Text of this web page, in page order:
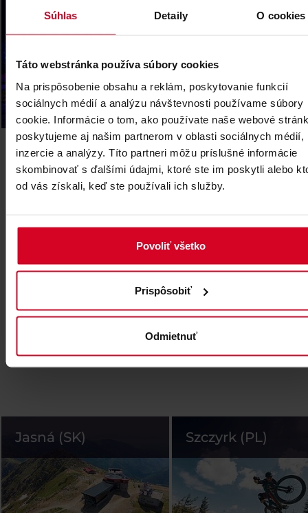
Súhlas Detaily O cookies
Táto webstránka používa súbory cookies
Na prispôsobenie obsahu a reklám, poskytovanie funkcií
sociálnych médií a analýzu návštevnosti používame súbory
cookie. Informácie o tom, ako používate naše webové
poskytujeme aj našim partnerom v oblasti sociálnych médií,
inzercie a analýzy. Títo partneri môžu príslušné informácie
skombinovať s ďalšími údajmi, ktoré ste im poskytli alebo
od vás získali, keď ste používali ich služby.
Povoliť všetko
Prispôsobiť
Odmietnuť
Legendia (PL)
Jasná (SK) Szczyrk (PL)